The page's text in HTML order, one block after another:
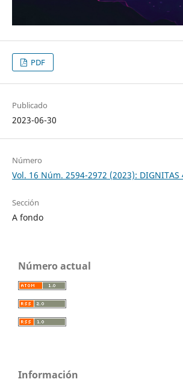
PDF
Publicado
2023-06-30
Número
Vol. 16 Núm. 2594-2972 (2023): DIGNITAS
Sección
A fondo
Número actual
Información